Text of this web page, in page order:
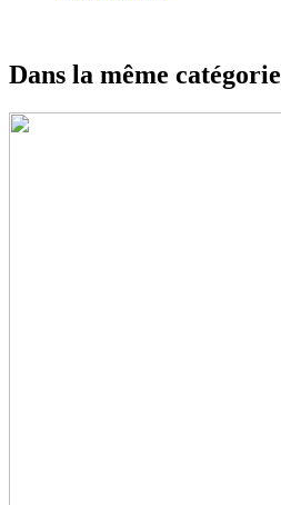
Dans la même catégorie